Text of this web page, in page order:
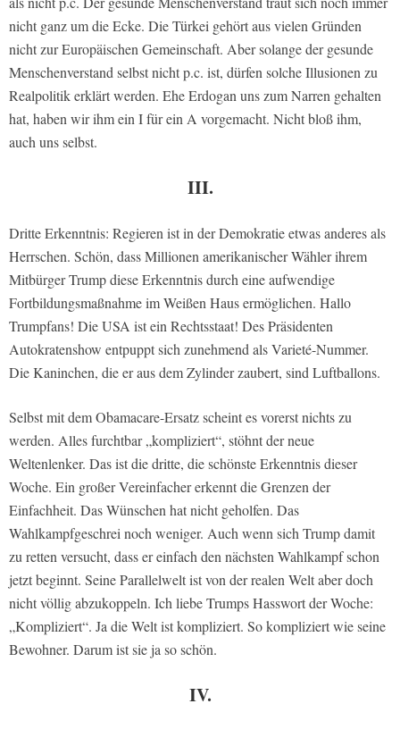
nicht ganz um die Ecke. Die Türkei gehört aus vielen Gründen
nicht zur Europäischen Gemeinschaft. Aber solange der gesunde
Menschenverstand selbst nicht p.c. ist, dürfen solche Illusionen zu
Realpolitik erklärt werden. Ehe Erdogan uns zum Narren gehalten
hat, haben wir ihm ein I für ein A vorgemacht. Nicht bloß ihm,
auch uns selbst.
III.
Dritte Erkenntnis: Regieren ist in der Demokratie etwas anderes als
Herrschen. Schön, dass Millionen amerikanischer Wähler ihrem
Mitbürger Trump diese Erkenntnis durch eine aufwendige
Fortbildungsmaßnahme im Weißen Haus ermöglichen. Hallo
Trumpfans! Die USA ist ein Rechtsstaat! Des Präsidenten
Autokratenshow entpuppt sich zunehmend als Varieté-Nummer.
Die Kaninchen, die er aus dem Zylinder zaubert, sind Luftballons.
Selbst mit dem Obamacare-Ersatz scheint es vorerst nichts zu
werden. Alles furchtbar „kompliziert“, stöhnt der neue
Weltenlenker. Das ist die dritte, die schönste Erkenntnis dieser
Woche. Ein großer Vereinfacher erkennt die Grenzen der
Einfachheit. Das Wünschen hat nicht geholfen. Das
Wahlkampfgeschrei noch weniger. Auch wenn sich Trump damit
zu retten versucht, dass er einfach den nächsten Wahlkampf schon
jetzt beginnt. Seine Parallelwelt ist von der realen Welt aber doch
nicht völlig abzukoppeln. Ich liebe Trumps Hasswort der Woche:
„Kompliziert“. Ja die Welt ist kompliziert. So kompliziert wie seine
Bewohner. Darum ist sie ja so schön.
IV.